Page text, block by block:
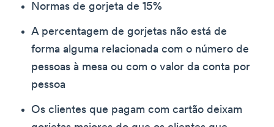
Normas de gorjeta de 15%
A percentagem de gorjetas não está de
forma alguma relacionada com o número de
pessoas à mesa ou com o valor da conta por
pessoa
Os clientes que pagam com cartão deixam